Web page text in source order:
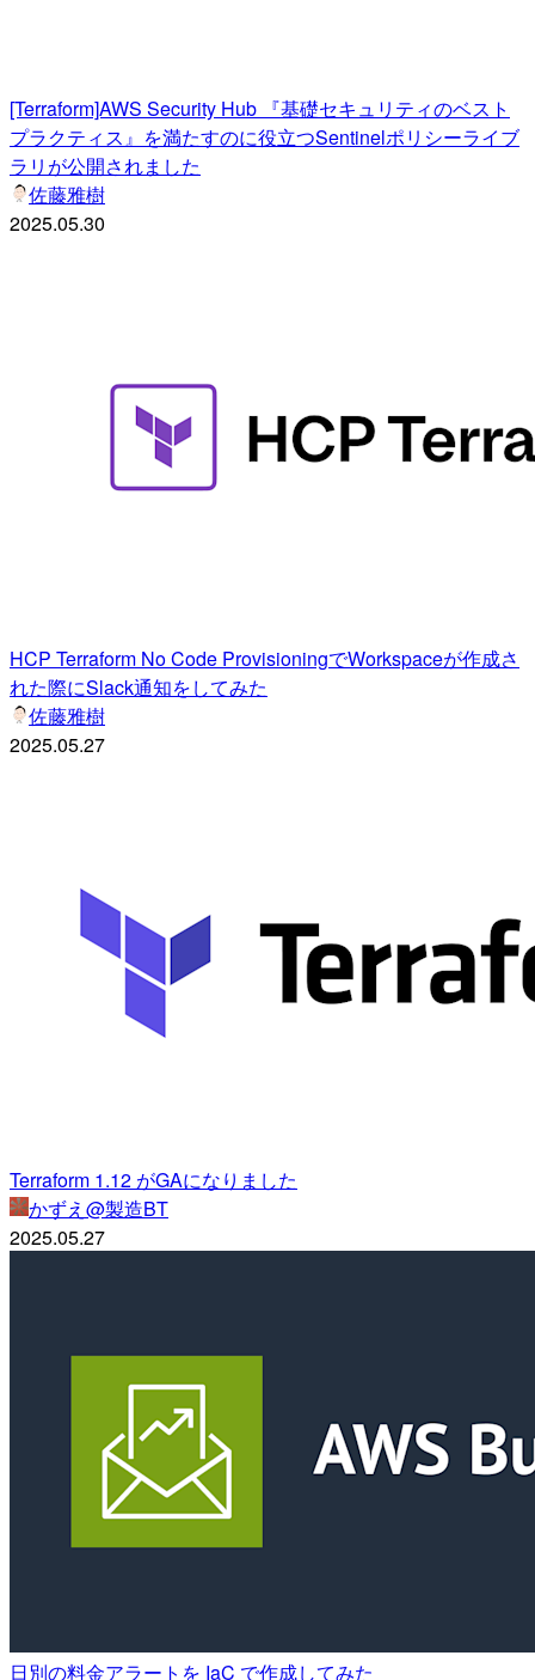
[Terraform]AWS Security Hub 『基礎セキュリティのベスト
プラクティス』を満たすのに役立つSentinelポリシーライブ
ラリが公開されました
佐藤雅樹
2025.05.30
HCP Terraform No Code ProvisioningでWorkspaceが作成さ
れた際にSlack通知をしてみた
佐藤雅樹
2025.05.27
Terraform 1.12 がGAになりました
かずえ@製造BT
2025.05.27
日別の料金アラートを IaC で作成してみた